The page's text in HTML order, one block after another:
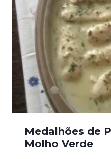
Medalhões de
Molho Verde